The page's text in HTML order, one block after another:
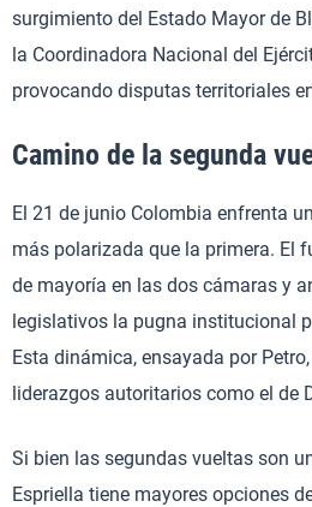
surgimiento del Estado Mayor de
la Coordinadora Nacional del
provocando disputas territoriales
Camino de la segunda
El 21 de junio Colombia enfrenta
más polarizada que la primera. El
de mayoría en las dos cámaras y
legislativos la pugna institucional
Esta dinámica, ensayada por
liderazgos autoritarios como el de
Si bien las segundas vueltas son
Espriella tiene mayores opciones